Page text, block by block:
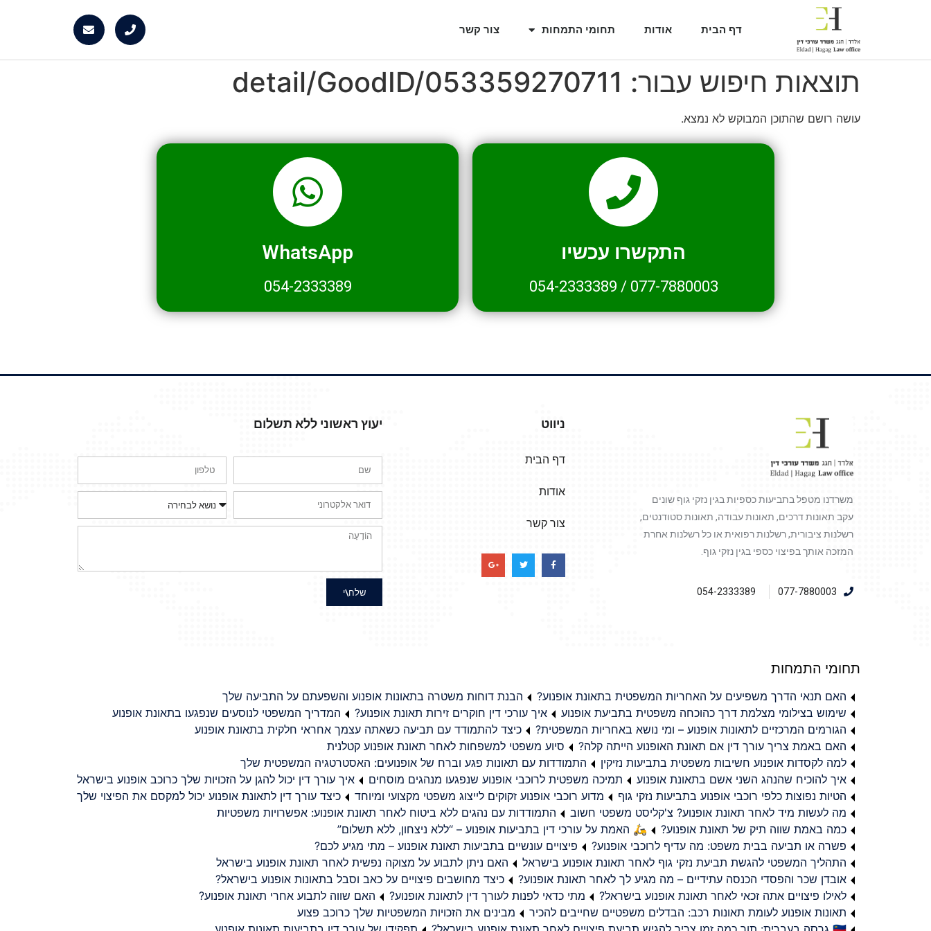
דף הבית אודות תחומי התמחות צור קשר
תוצאות חיפוש עבור: detail/GoodID/053359270711
עושה רושם שהתוכן המבוקש לא נמצא.
התקשרו עכשיו
077-7880003
/
054-2333389
WhatsApp
054-2333389
משרדנו מטפל בתביעות כספיות בגין נזקי גוף שונים
עקב תאונות דרכים, תאונות עבודה, תאונות סטודנטים,
רשלנות ציבורית, רשלנות רפואית או כל רשלנות אחרת
המזכה אותך בפיצוי כספי בגין נזקי גוף.
077-7880003
054-2333389
ניווט
דף הבית
אודות
צור קשר
יעוץ ראשוני ללא תשלום
שלח\י
תחומי התמחות
האם תנאי הדרך משפיעים על האחריות המשפטית בתאונת אופנוע?
הבנת דוחות משטרה בתאונות אופנוע והשפעתם על התביעה שלך
שימוש בצילומי מצלמת דרך כהוכחה משפטית בתביעת אופנוע
איך עורכי דין חוקרים זירות תאונת אופנוע?
המדריך המשפטי לנוסעים שנפגעו בתאונת אופנוע
הגורמים המרכזיים לתאונות אופנוע – ומי נושא באחריות המשפטית?
כיצד להתמודד עם תביעה כשאתה עצמך אחראי חלקית בתאונת אופנוע
האם באמת צריך עורך דין אם תאונת האופנוע הייתה קלה?
סיוע משפטי למשפחות לאחר תאונת אופנוע קטלנית
למה לקסדות אופנוע חשיבות משפטית בתביעות נזיקין
התמודדות עם תאונות פגע וברח של אופנועים: האסטרטגיה המשפטית שלך
איך להוכיח שהנהג השני אשם בתאונת אופנוע
תמיכה משפטית לרוכבי אופנוע שנפגעו מנהגים מוסחים
איך עורך דין יכול להגן על הזכויות שלך כרוכב אופנוע בישראל
הטיות נפוצות כלפי רוכבי אופנוע בתביעות נזקי גוף
מדוע רוכבי אופנוע זקוקים לייצוג משפטי מקצועי ומיוחד
כיצד עורך דין לתאונת אופנוע יכול למקסם את הפיצוי שלך
מה לעשות מיד לאחר תאונת אופנוע? צ'קליסט משפטי חשוב
התמודדות עם נהגים ללא ביטוח לאחר תאונת אופנוע: אפשרויות משפטיות
כמה באמת שווה תיק של תאונת אופנוע?
🛵 האמת על עורכי דין בתביעות אופנוע – “ללא ניצחון, ללא תשלום”
פשרה או תביעה בבית משפט: מה עדיף לרוכבי אופנוע?
פיצויים עונשיים בתביעות תאונת אופנוע – מתי מגיע לכם?
התהליך המשפטי להגשת תביעת נזקי גוף לאחר תאונת אופנוע בישראל
האם ניתן לתבוע על מצוקה נפשית לאחר תאונת אופנוע בישראל
אובדן שכר והפסדי הכנסה עתידיים – מה מגיע לך לאחר תאונת אופנוע?
כיצד מחושבים פיצויים על כאב וסבל בתאונות אופנוע בישראל?
לאילו פיצויים אתה זכאי לאחר תאונת אופנוע בישראל?
מתי כדאי לפנות לעורך דין לתאונת אופנוע?
האם שווה לתבוע אחרי תאונת אופנוע?
תאונות אופנוע לעומת תאונות רכב: הבדלים משפטיים שחייבים להכיר
מבינים את הזכויות המשפטיות שלך כרוכב פצוע